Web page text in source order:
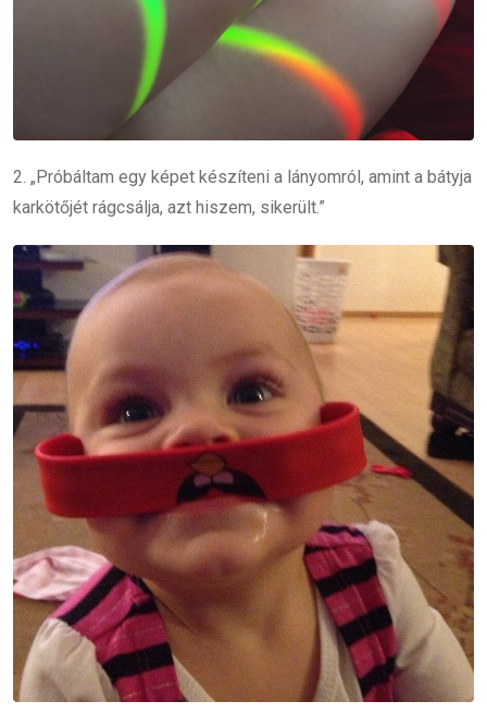
2. „Próbáltam egy képet készíteni a lányomról, amint a bátyja
karkötőjét rágcsálja, azt hiszem, sikerült.”